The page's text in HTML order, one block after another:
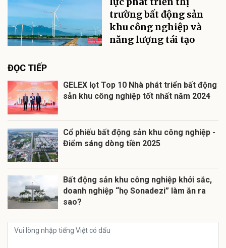
trường bất động sản
khu công nghiệp và
năng lượng tái tạo
ĐỌC TIẾP
GELEX lọt Top 10 Nhà phát triển bất động
sản khu công nghiệp tốt nhất năm 2024
Cổ phiếu bất động sản khu công nghiệp -
Điểm sáng dòng tiền 2025
Bất động sản khu công nghiệp khởi sắc,
doanh nghiệp “họ Sonadezi” làm ăn ra
sao?